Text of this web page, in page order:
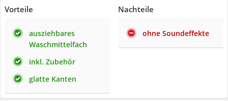
Vorteile
ausziehbares
Waschmittelfach
inkl. Zubehör
glatte Kanten
Nachteile
ohne Soundeffekte